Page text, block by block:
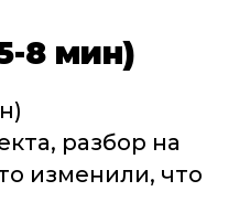
8 мин)
разбор на
изменили, что